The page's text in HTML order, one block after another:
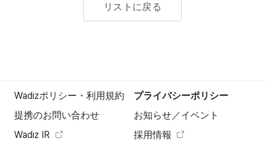
リストに戻る
Wadizポリシー・利用規約
プライバシーポリシー
提携のお問い合わせ
お知らせ／イベント
Wadiz IR
採用情報